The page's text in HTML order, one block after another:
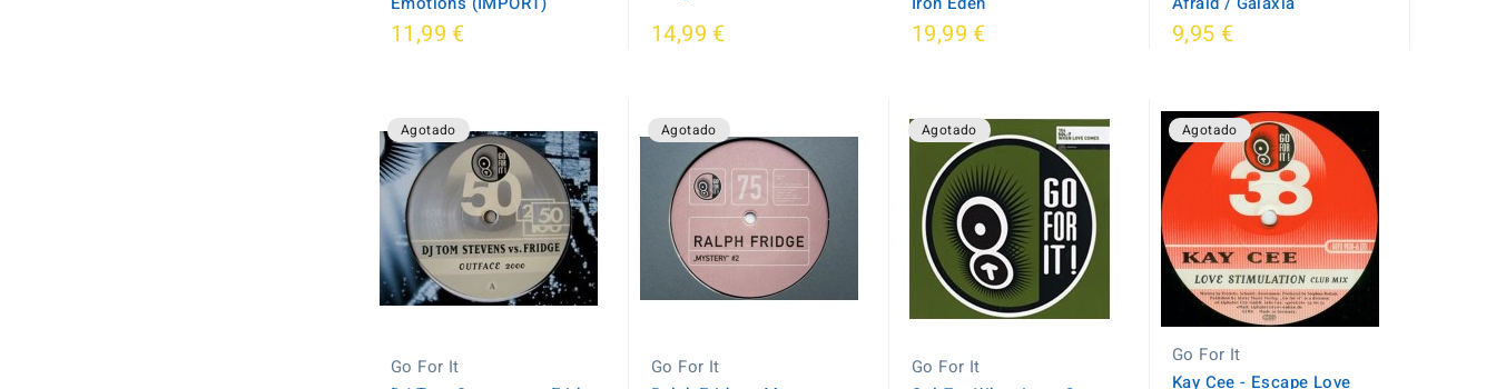
11,99 € 14,99 € 19,99 € 9,95 €
Agotado
Go For It
Agotado
Go For It
Agotado
Go For It
Agotado
Go For It
Kay Cee - Escape Love